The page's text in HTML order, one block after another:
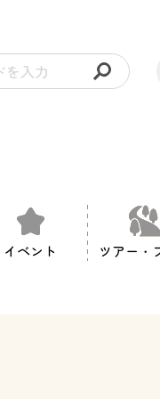
イベント ツアー・